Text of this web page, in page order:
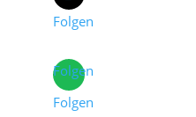
Folgen
Folgen
Folgen